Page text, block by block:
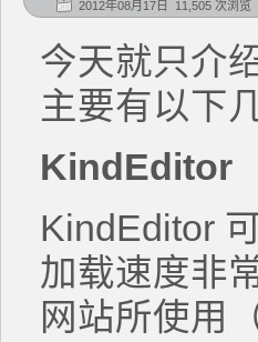
2012年08月17日 11,505 次浏览
今天就只介
主要有以下
KindEditor
KindEditor
加载速度非
网站所使用